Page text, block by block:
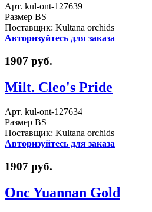
Арт. kul-ont-127639
Размер BS
Поставщик: Kultana orchids
Авторизуйтесь для заказа
1907 руб.
Milt. Cleo's Pride
Арт. kul-ont-127634
Размер BS
Поставщик: Kultana orchids
Авторизуйтесь для заказа
1907 руб.
Onc Yuannan Gold